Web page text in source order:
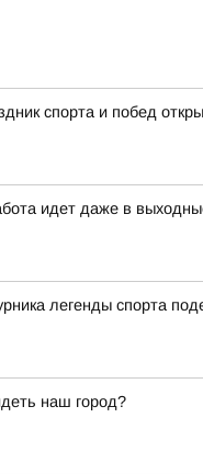
спорта и побед
идет даже в
легенды спорта
наш город?